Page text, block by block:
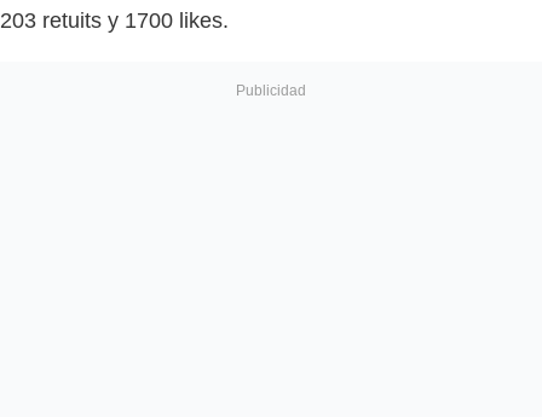
203 retuits y 1700 likes.